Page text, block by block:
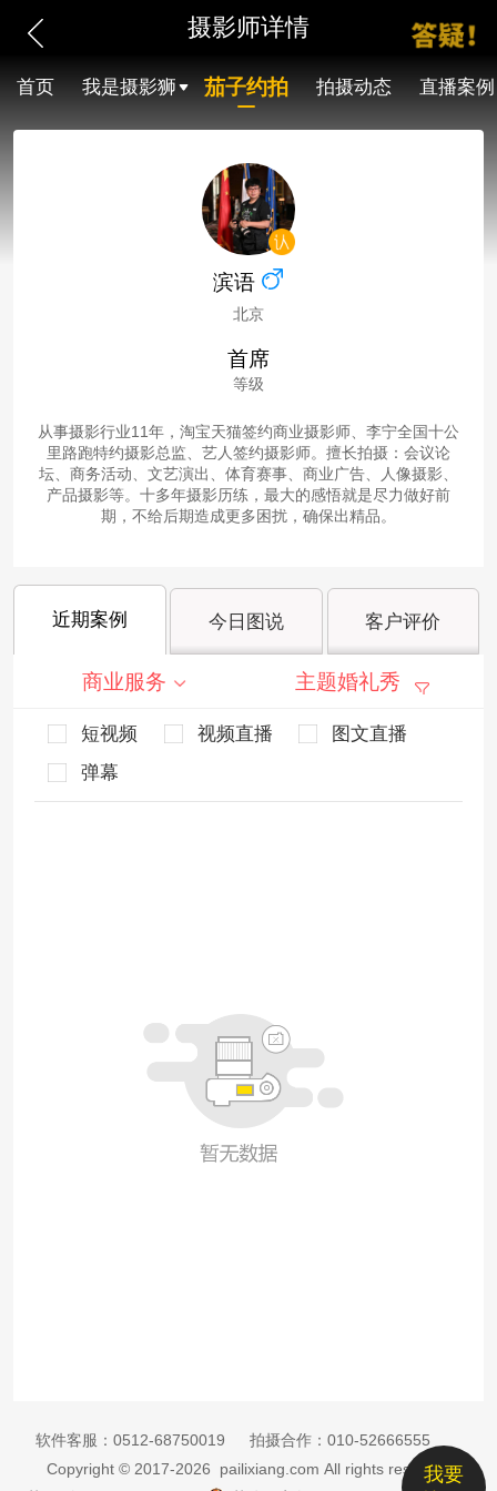
摄影师详情
首页 我是摄影狮 茄子约拍 拍摄动态 直播案例
滨语
北京
首席
等级
从事摄影行业11年，淘宝天猫签约商业摄影师、李宁全国十公
里路跑特约摄影总监、艺人签约摄影师。擅长拍摄：会议论
坛、商务活动、文艺演出、体育赛事、商业广告、人像摄影、
产品摄影等。十多年摄影历练，最大的感悟就是尽力做好前
期，不给后期造成更多困扰，确保出精品。
近期案例 今日图说 客户评价
商业服务 主题婚礼秀
短视频 视频直播
图文直播
弹幕
我要
软件客服： 0512-68750019 拍摄合作： 010-52666555
Copyright © 2017-2026 pailixiang.com All rights reserved